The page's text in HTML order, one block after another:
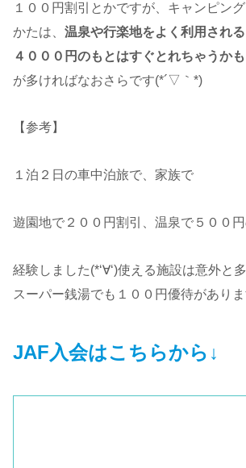
１００円割引とかですが、キャンピン
かたは、 温泉や行楽地をよく利用される
４０００円のもとはすぐとれちゃうかも
が多ければなおさらです(*´▽｀*)
【参考】
１泊２日の車中泊旅で、家族で
遊園地で２００円割引、温泉で５００円
経験しました(*‘∀‘)使える施設は意外と
スーパー銭湯でも１００円優待がありま
JAF入会はこちらから↓